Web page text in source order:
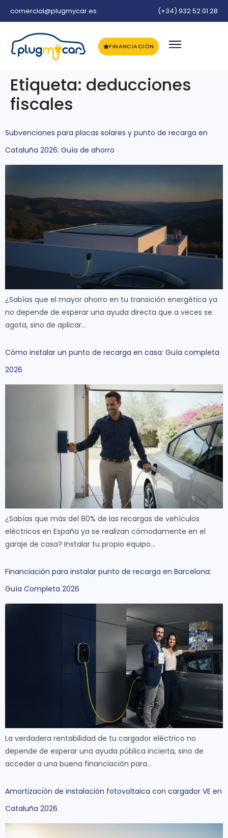
comercial@plugmycar.es (+34) 932 52 01 28
FINANCIACIÓN
Etiqueta: deducciones
fiscales
Subvenciones para placas solares y punto de recarga en
Cataluña 2026: Guía de ahorro
¿Sabías que el mayor ahorro en tu transición energética ya
no depende de esperar una ayuda directa que a veces se
agota, sino de aplicar…
Cómo instalar un punto de recarga en casa: Guía completa
2026
¿Sabías que más del 80% de las recargas de vehículos
eléctricos en España ya se realizan cómodamente en el
garaje de casa? Instalar tu propio equipo…
Financiación para instalar punto de recarga en Barcelona:
Guía Completa 2026
La verdadera rentabilidad de tu cargador eléctrico no
depende de esperar una ayuda pública incierta, sino de
acceder a una buena financiación para…
Amortización de instalación fotovoltaica con cargador VE en
Cataluña 2026